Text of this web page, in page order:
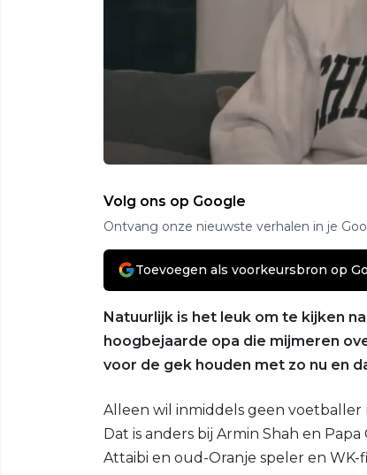
Volg ons op Google
Ontvang onze nieuwste verhalen in je
Toevoegen als voorkeursbron op
Natuurlijk is het leuk om te kijken
hoogbejaarde opa die mijmeren
voor de gek houden met zo nu en
Alleen wil inmiddels geen
Dat is anders bij Armin Shah en
Attaibi en oud-Oranje speler en WK-